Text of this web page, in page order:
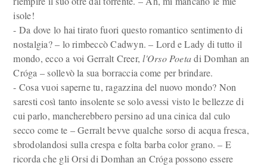
isole!
- Da dove lo hai tirato fuori questo romantico sentimento di
nostalgia? – lo rimbeccò Cadwyn. – Lord e Lady di tutto il
mondo, ecco a voi Gerralt Creer,l'Orso Poetadi Domhan an
Cróga – sollevò la sua borraccia come per brindare.
- Cosa vuoi saperne tu, ragazzina del nuovo mondo? Non
saresti così tanto insolente se solo avessi visto le bellezze di
cui parlo, mancherebbero persino ad una cinica dal culo
secco come te – Gerralt bevve qualche sorso di acqua fresca,
sbrodolandosi sulla crespa e folta barba color grano. – E
ricorda che gli Orsi di Domhan an Cróga possono essere